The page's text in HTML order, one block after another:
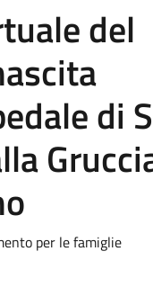
del
di
per le famiglie